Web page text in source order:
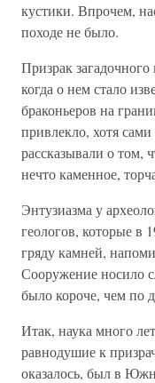
кустики. Впрочем,
походе не было.
Призрак
когда о нем стало
браконьеров на
привлекло, хотя
рассказывали о том,
нечто каменное,
Энтузиазма у
геологов, которые в
гряду камней,
Сооружение носило
было короче, чем по
Итак, наука много
равнодушие к
оказалось, был в